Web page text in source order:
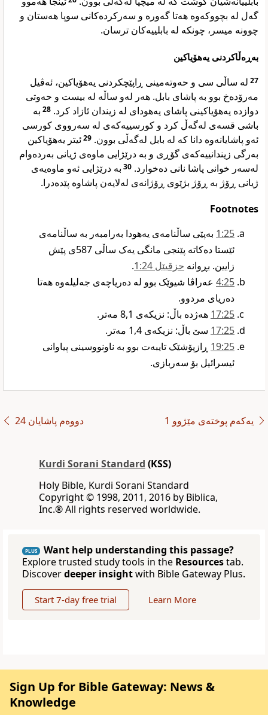
گەل لە بچووکەوە هەتا گەورە و سەرکردەکانی سوپا هەستان و
چوونە میسر، چونکە لە بابلییەکان ترسان.
بەڕەڵاکردنی یەهۆیاکین
27 لە ساڵی سی و حەوتەمینی ڕاپێچکردنی یەهۆیاکین، ئەڤیل
مەرۆدەخ بوو بە پاشای بابل. هەر لەو ساڵە لە بیست و حەوتی
دوازدە یەهۆیاکینی پاشای یەهودای لە زیندان ئازاد کرد. 28 بە
باشی قسەی لەگەڵ کرد و کورسییەکەی لە سەرووی کورسی
ئەو پاشایانەوە دانا کە لە بابل لەگەڵی بوون. 29ئیتر یەهۆیاکین
بەرگی زیندانییەکەی گۆڕی و بە درێژایی ماوەی ژیانی بەردەوام
لەسەر خوانی پاشا نانی دەخوارد. 30 بە درێژایی ئەو ماوەیەی
ژیانی ڕۆژ بە ڕۆژ بژێوی ڕۆژانەی لەلایەن پاشاوە پێدەدرا.
Footnotes
25‏:1
بەپێی ساڵنامەی یەهودا بەرامبەر بە ساڵنامەی
ئێستا دەکاتە پێنجی مانگی یەک ساڵی 587ی پێش
زایین. بڕوانە حزقیێل 24‏:1
.‏‏
25‏:4
عەراڤا شیوێک بوو لە دەریاچەی جەلیلەوە هەتا
دەریای مردوو.‏
25‏:17
هەژدە باڵ: نزیکەی 8,1 مەتر.‏
25‏:17
سێ باڵ: نزیکەی 1,4 مەتر.‏
25‏:19
ڕازپۆشێک تایبەت بوو بە ناونووسینی پیاوانی
ئیسرائیل بۆ سەربازی.‏
دووەم پاشایان 24 یەکەم پوختەی مێژوو 1
Kurdi Sorani Standard (KSS)
Holy Bible, Kurdi Sorani Standard
‪Copyright © 1998, 2011, 2016 by Biblica,
Inc‎.‎®‎‎ ‪All rights reserved worldwide‎.
PLUS
Want help understanding this passage?
Explore trusted study tools in the Resourcestab.
Discoverdeeper insightwith Bible Gateway Plus.
Start 7-day free trial Learn More
Sign Up for Bible Gateway: News &
Knowledge